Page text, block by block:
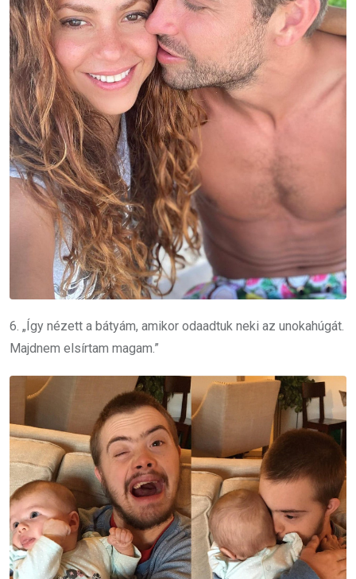
6. „Így nézett a bátyám, amikor odaadtuk neki az unokahúgát.
Majdnem elsírtam magam.”